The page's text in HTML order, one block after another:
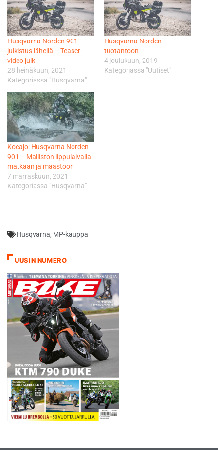
Husqvarna Norden 901
julkistus lähellä – Teaser-
video julki
28 heinäkuun, 2021
Kategoriassa "Husqvarna"
Husqvarna Norden
tuotantoon
4 joulukuun, 2019
Kategoriassa "Uutiset"
Koeajo: Husqvarna Norden
901 – Malliston lippulaivalla
matkaan ja maastoon
7 marraskuun, 2021
Kategoriassa "Husqvarna"
Husqvarna, MP-kauppa
UUSIN NUMERO